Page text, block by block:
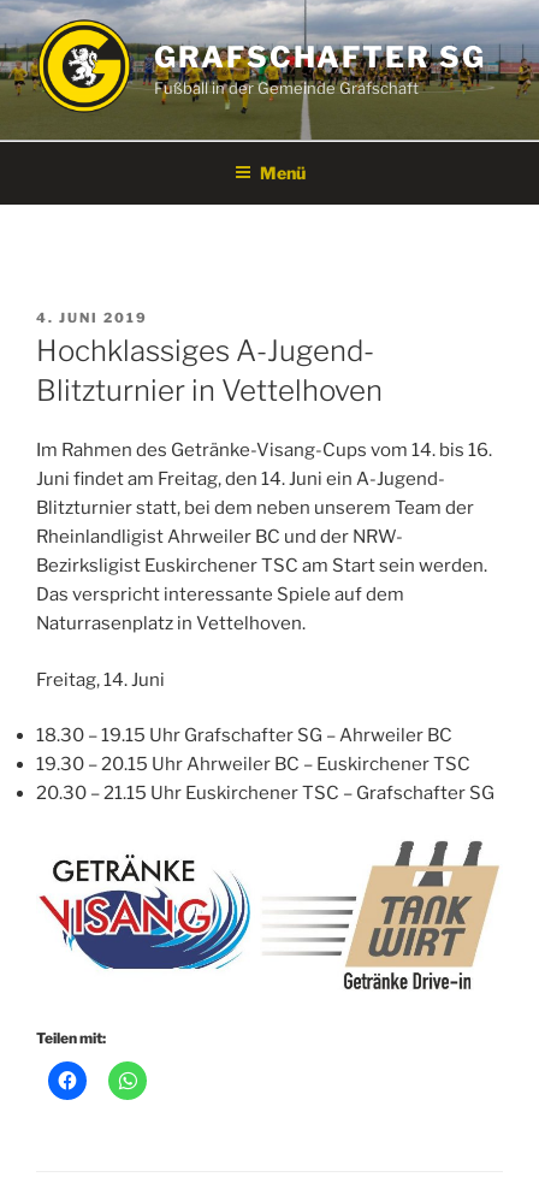
Zum
Inhalt
springen
GRAFSCHAFTER SG
Fußball in der Gemeinde Grafschaft
Menü
VERÖFFENTLICHT
AM
4. JUNI 2019
Hochklassiges A-Jugend-
Blitzturnier in Vettelhoven
Im Rahmen des Getränke-Visang-Cups vom 14. bis 16.
Juni findet am Freitag, den 14. Juni ein A-Jugend-
Blitzturnier statt, bei dem neben unserem Team der
Rheinlandligist Ahrweiler BC und der NRW-
Bezirksligist Euskirchener TSC am Start sein werden.
Das verspricht interessante Spiele auf dem
Naturrasenplatz in Vettelhoven.
Freitag, 14. Juni
18.30 – 19.15 Uhr Grafschafter SG – Ahrweiler BC
19.30 – 20.15 Uhr Ahrweiler BC – Euskirchener TSC
20.30 – 21.15 Uhr Euskirchener TSC – Grafschafter SG
Teilen mit: